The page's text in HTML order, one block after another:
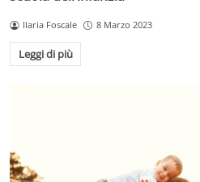
Ilaria Foscale 8 Marzo 2023
Leggi di più